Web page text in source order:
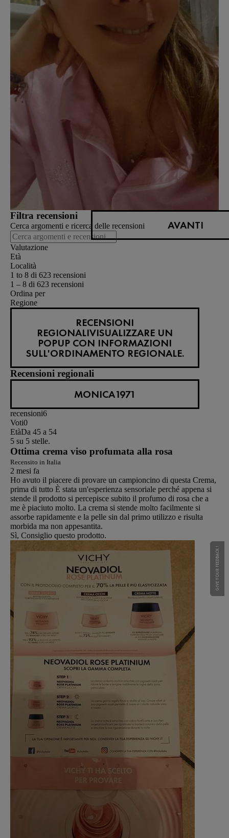
AVANTI
Filtra recensioni
Cerca argomenti e ricerca delle recensioni
Valutazione
Età
Località
1 to 8 di 623 recensioni
1 – 8 di 623 recensioni
Ordina per
Regione
RECENSIONI
REGIONALIVISUALIZZARE UN
POPUP CON INFORMAZIONI
SULL'ORDINAMENTO REGIONALE.
Recensioni regionali
MONICA1971
recensioni6
Voti0
EtàDa 45 a 54
5 su 5 stelle.
Ottima crema viso profumata alla rosa
Recensito in Italia
2 mesi fa
Ho avuto il piacere di provare un campioncino di questa Crema,
prima di tutto È stata un'esperienza sensoriale perché appena si
stende il prodotto si percepisce subito il profumo di rosa che a
me è piaciuto molto. La crema si stende molto facilmente si
assorbe rapidamente e la pelle sin dal primo utilizzo e risulta
morbida ma non appesantita.
Sì, Consiglio questo prodotto.
GIVE YOUR FEEDBACK !
GIVE YOUR FEEDBACK !